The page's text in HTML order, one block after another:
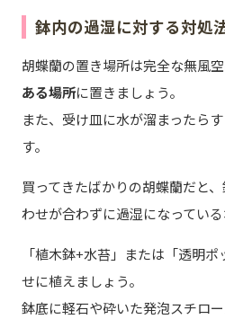
鉢内の過湿に対する対処
胡蝶蘭の置き場所は完全な無風空
ある場所に置きましょう。
また、受け皿に水が溜まったら
す。
買ってきたばかりの胡蝶蘭だと
わせが合わずに過湿になっている
「植木鉢+水苔」または「透明
せに植えましょう。
鉢底に軽石や砕いた発泡スチロ